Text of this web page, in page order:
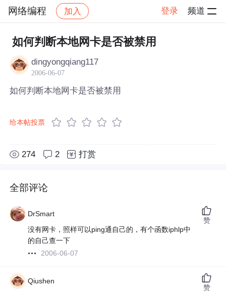
网络编程 加入 登录 频道
社区 网络编程 帖子详情
如何判断本地网卡是否被禁用
dingyongqiang117
2006-06-07
如何判断本地网卡是否被禁用
给本帖投票
274 2 打赏
全部评论
DrSmart
没有网卡，照样可以ping通自己的，有个函数iphlp中
的自己查一下
2006-06-07
赞
Qiushen
赞